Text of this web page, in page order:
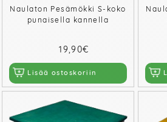
Naulaton Pesämökki S-koko
punaisella kannella
19,90€
Lisää ostoskoriin